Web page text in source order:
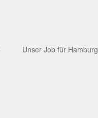
Unser Job für Hamburg